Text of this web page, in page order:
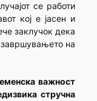
се работи
кој е јасен и
заклучок дека
завршувањето на
важност
стручна